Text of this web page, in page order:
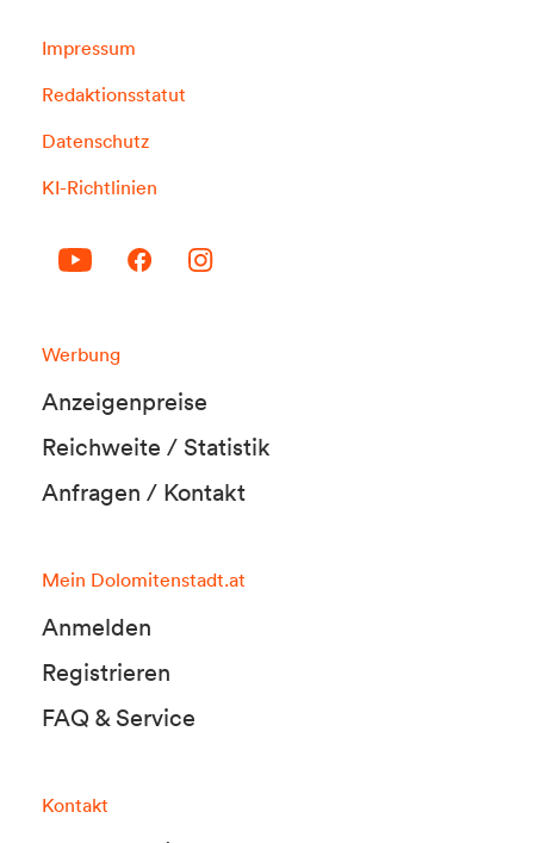
Impressum
Redaktionsstatut
Datenschutz
KI-Richtlinien
Werbung
Anzeigenpreise
Reichweite / Statistik
Anfragen / Kontakt
Mein Dolomitenstadt.at
Anmelden
Registrieren
FAQ & Service
Kontakt